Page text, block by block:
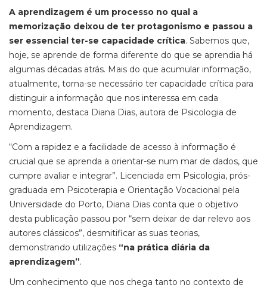
A aprendizagem é um processo no qual a
memorização deixou de ter protagonismo e passou a
ser essencial ter-se capacidade crítica. Sabemos que,
hoje, se aprende de forma diferente do que se aprendia há
algumas décadas atrás. Mais do que acumular informação,
atualmente, torna-se necessário ter capacidade crítica para
distinguir a informação que nos interessa em cada
momento, destaca Diana Dias, autora de Psicologia de
Aprendizagem.
“Com a rapidez e a facilidade de acesso à informação é
crucial que se aprenda a orientar-se num mar de dados, que
cumpre avaliar e integrar”. Licenciada em Psicologia, prós-
graduada em Psicoterapia e Orientação Vocacional pela
Universidade do Porto, Diana Dias conta que o objetivo
desta publicação passou por “sem deixar de dar relevo aos
autores clássicos”, desmitificar as suas teorias,
demonstrando utilizações “na prática diária da
aprendizagem”.
Um conhecimento que nos chega tanto no contexto de